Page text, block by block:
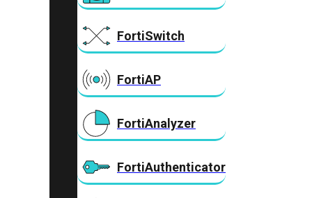
FortiSwitch
FortiAP
FortiAnalyzer
FortiAuthenticator